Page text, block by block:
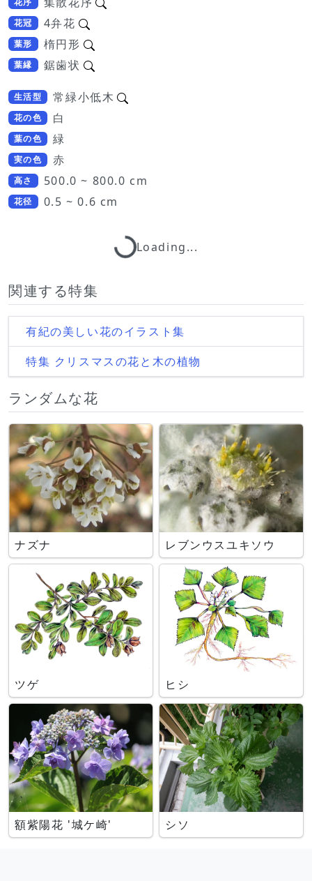
花冠 4弁花
葉形 楕円形
葉縁 鋸歯状
生活型 常緑小低木
花の色 白
葉の色 緑
実の色 赤
高さ 500.0 ~ 800.0 cm
花径 0.5 ~ 0.6 cm
Loading...Loading...
関連する特集
有紀の美しい花のイラスト集
特集 クリスマスの花と木の植物
ランダムな花
ナズナ レブンウスユキソウ
ツゲ ヒシ
額紫陽花 '城ケ崎' シソ